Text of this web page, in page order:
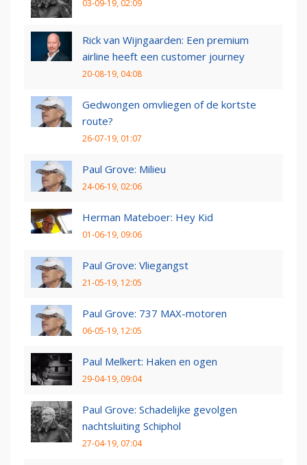
03-09-19, 02:09
Rick van Wijngaarden: Een premium
airline heeft een customer journey
20-08-19, 04:08
Gedwongen omvliegen of de kortste
route?
26-07-19, 01:07
Paul Grove: Milieu
24-06-19, 02:06
Herman Mateboer: Hey Kid
01-06-19, 09:06
Paul Grove: Vliegangst
21-05-19, 12:05
Paul Grove: 737 MAX-motoren
06-05-19, 12:05
Paul Melkert: Haken en ogen
29-04-19, 09:04
Paul Grove: Schadelijke gevolgen
nachtsluiting Schiphol
27-04-19, 07:04